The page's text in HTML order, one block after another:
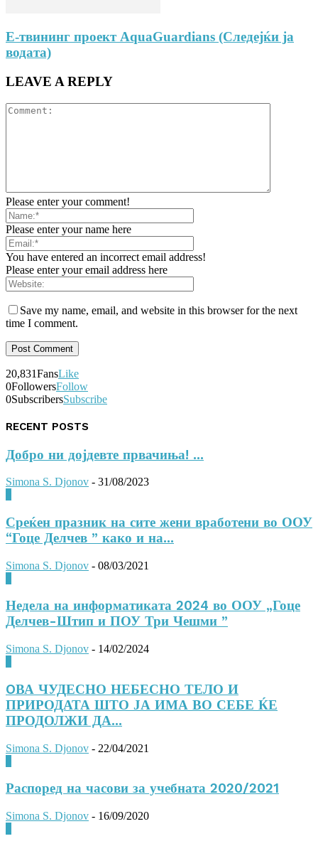
E-твининг проект AquaGuardians (Следејќи ја
водата)
LEAVE A REPLY
Please enter your comment!
Please enter your name here
You have entered an incorrect email address!
Please enter your email address here
Save my name, email, and website in this browser for the next
time I comment.
20,831FansLike
0FollowersFollow
0SubscribersSubscribe
RECENT POSTS
Добро ни дојдевте првачиња! ...
Simona S. Djonov - 31/08/2023
Среќен празник на сите жени вработени во ООУ
“Гоце Делчев ” како и на...
Simona S. Djonov - 08/03/2021
Недела на информатиката 2024 во ООУ „Гоце
Делчев-Штип и ПОУ Три Чешми ”
Simona S. Djonov - 14/02/2024
OВА ЧУДЕСНО НЕБЕСНО ТЕЛО И
ПРИРОДАТА ШТО ЈА ИМА ВО СЕБЕ ЌЕ
ПРОДОЛЖИ ДА...
Simona S. Djonov - 22/04/2021
Распоред на часови за учебната 2020/2021
Simona S. Djonov - 16/09/2020